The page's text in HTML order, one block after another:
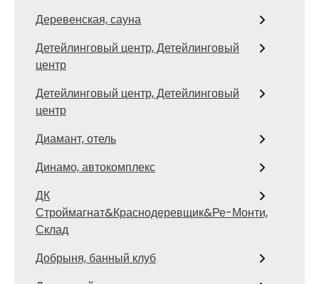
Деревенская, сауна
Детейлинговый центр, Детейлинговый
центр
Детейлинговый центр, Детейлинговый
центр
Диамант, отель
Динамо, автокомплекс
ДК
Строймагнат&Краснодеревщик&Ре-Монти,
Склад
Добрыня, банный клуб